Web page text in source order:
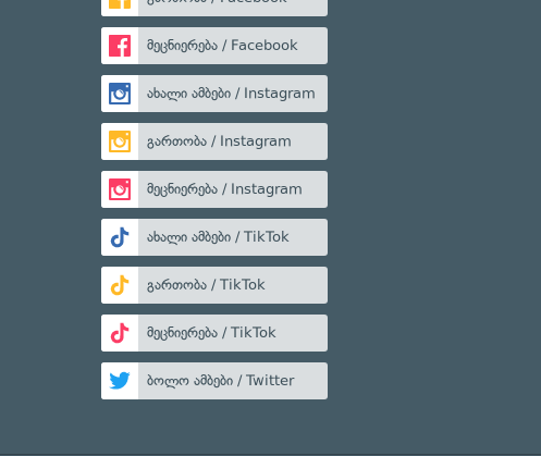
მეცნიერება / Facebook
ახალი ამბები / Instagram
გართობა / Instagram
მეცნიერება / Instagram
ახალი ამბები / TikTok
გართობა / TikTok
მეცნიერება / TikTok
ბოლო ამბები / Twitter